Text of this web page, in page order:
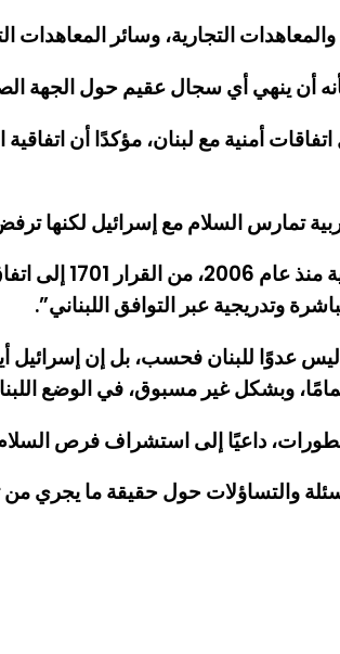
التجارية، وسائر
أن ينهي أي سجال عقيم حول الجهة
أمنية مع لبنان، مؤكدًا أن
تمارس السلام مع إسرائيل لكنها
وتدريجية عبر التوافق اللبناني”.
عدوًا للبنان فحسب، بل إن إسرائيل
وبشكل غير مسبوق، في الوضع
داعيًا إلى استشراف فرص
والتساؤلات حول حقيقة ما يجري من